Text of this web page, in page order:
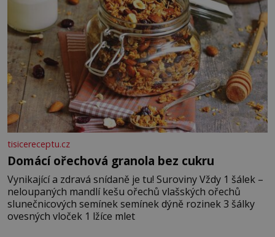
tisicereceptu.cz
Domácí ořechová granola bez cukru
Vynikající a zdravá snídaně je tu! Suroviny Vždy 1 šálek –
neloupaných mandlí kešu ořechů vlašských ořechů
slunečnicových semínek semínek dýně rozinek 3 šálky
ovesných vloček 1 lžíce mlet